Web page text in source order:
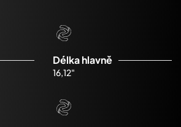
Délka hlavně
16,12"